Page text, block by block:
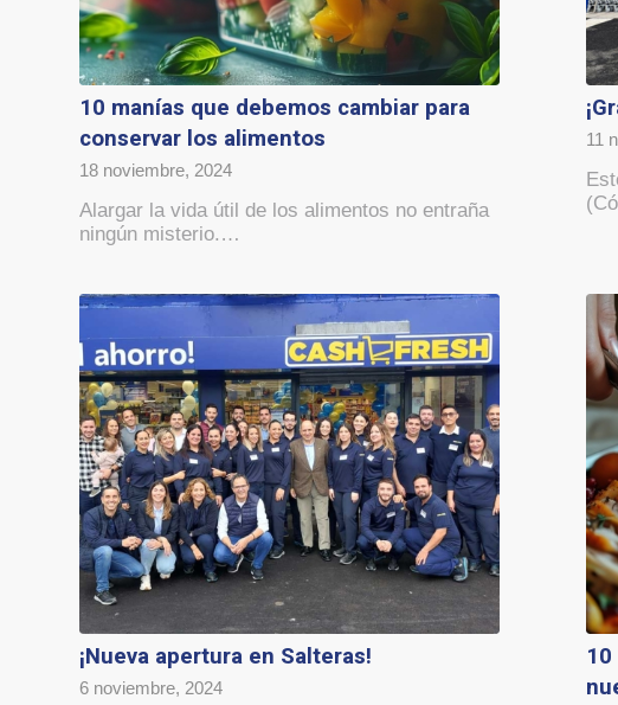
10 manías que debemos cambiar para
conservar los alimentos
18 noviembre, 2024
Alargar la vida útil de los alimentos no entraña
ningún misterio.…
11
¡Nueva apertura en Salteras!
6 noviembre, 2024